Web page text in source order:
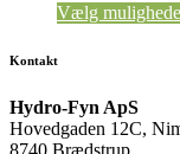
Vælg
Kontakt
Hydro-Fyn ApS
Hovedgaden 12C,
8740 Brædstrup